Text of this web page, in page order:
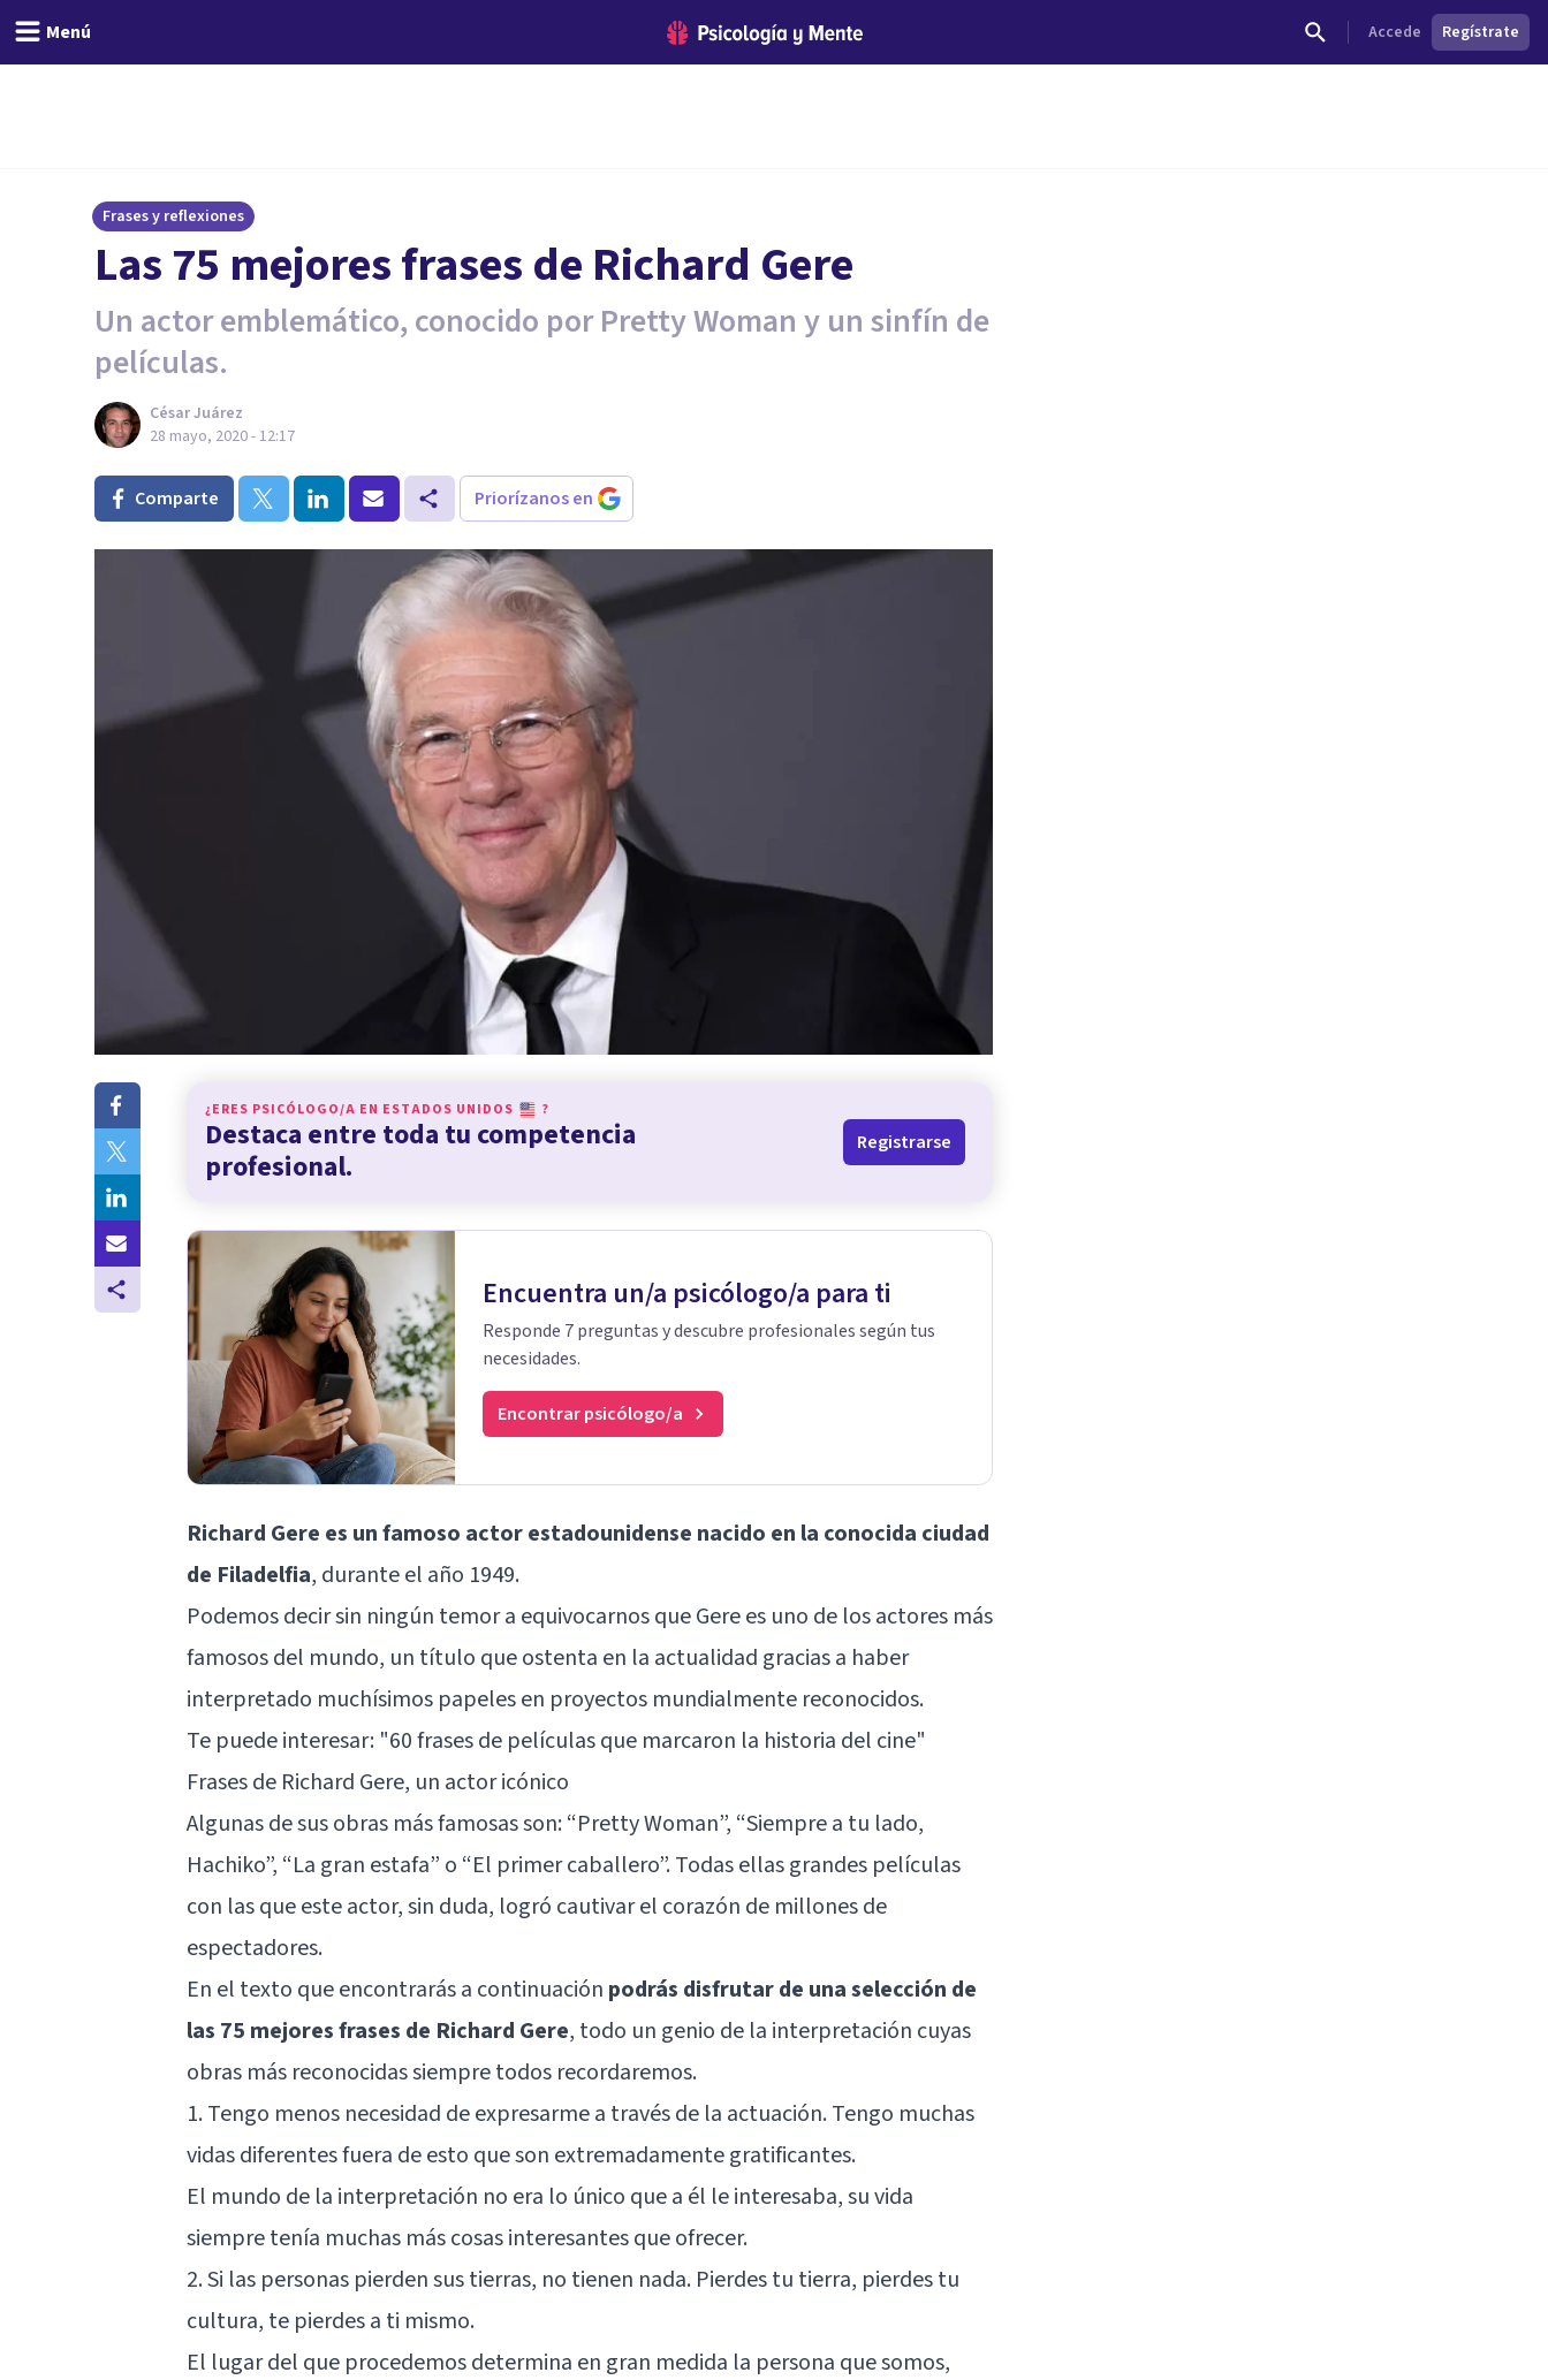
Menú Accede Regístrate
Frases y reflexiones
Las 75 mejores frases de Richard Gere
Un actor emblemático, conocido por Pretty Woman y un sinfín de
películas.
César Juárez
28 mayo, 2020 - 12:17
Comparte Priorízanos en
¿ERES PSICÓLOGO/A EN ESTADOS UNIDOS ?
Destaca entre toda tu competencia
profesional.
Registrarse
Encuentra un/a psicólogo/a para ti
Responde 7 preguntas y descubre profesionales según tus
necesidades.
Encontrar psicólogo/a
Richard Gere es un famoso actor estadounidense nacido en la conocida ciudad
de Filadelfia, durante el año 1949.
Podemos decir sin ningún temor a equivocarnos que Gere es uno de los actores más
famosos del mundo, un título que ostenta en la actualidad gracias a haber
interpretado muchísimos papeles en proyectos mundialmente reconocidos.
Te puede interesar: "60 frases de películas que marcaron la historia del cine"
Frases de Richard Gere, un actor icónico
Algunas de sus obras más famosas son:“Pretty Woman”, “Siempre a tu lado,
Hachiko”, “La gran estafa” o “El primer caballero”. Todas ellas grandes películas
con las que este actor, sin duda, logró cautivar el corazón de millones de
espectadores.
En el texto que encontrarás a continuación podrás disfrutar de una selección de
las 75 mejores frases de Richard Gere, todo un genio de la interpretación cuyas
obras más reconocidas siempre todos recordaremos.
1. Tengo menos necesidad de expresarme a través de la actuación. Tengo muchas
vidas diferentes fuera de esto que son extremadamente gratificantes.
El mundo de la interpretación no era lo único que a él le interesaba, su vida
siempre tenía muchas más cosas interesantes que ofrecer.
2. Si las personas pierden sus tierras, no tienen nada. Pierdes tu tierra, pierdes tu
cultura, te pierdes a ti mismo.
El lugar del que procedemos determina en gran medida la persona que somos,